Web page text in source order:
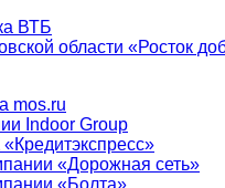
ВТБ
области «Росток
mos.ru
Indoor Group
«Дорожная сеть»
«Болта»